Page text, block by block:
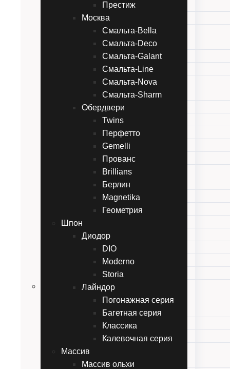
Престиж
Москва
Смальта-Bella
Смальта-Deco
Смальта-Galant
Смальта-Line
Смальта-Nova
Смальта-Sharm
Обердвери
Twins
Перфетто
Gemelli
Прованс
Brillians
Берлин
Magnetika
Геометрия
Шпон
Диодор
DIO
Moderno
Storia
Лайндор
Погонажная серия
Багетная серия
Классика
Калевочная серия
Массив
Массив ольхи
Trend
Moderno
Лайндор
Фрезерованная серия
Color серия
Престиж
Москва
Смальта-Bella
Смальта-Deco
Смальта-Galant
Смальта-Line
Смальта-Nova
Смальта-Sharm
Обердвери
Twins
Перфетто
Gemelli
Brillians
Берлин
Magnetika
Геометрия
Диодор
DIO
Moderno
Storia
Лайндор
Погонажная серия